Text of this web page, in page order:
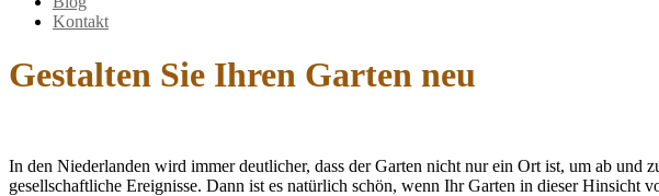
Kontakt
Gestalten Sie Ihren Garten neu
In den Niederlanden wird immer deutlicher, dass der Garten nicht nur ein Ort ist, um ab
gesellschaftliche Ereignisse. Dann ist es natürlich schön, wenn Ihr Garten in dieser Hinsicht